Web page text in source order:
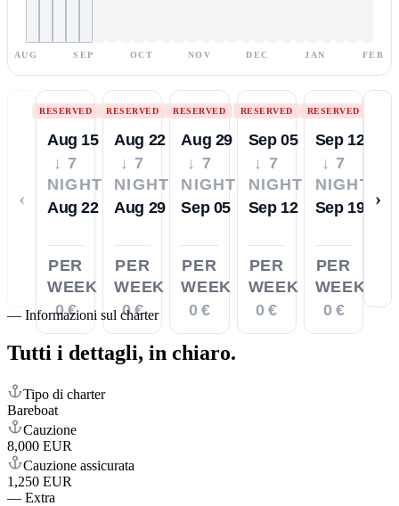
AUG SEP OCT NOV DEC JAN FEB
‹
RESERVED
Aug 15
↓ 7
NIGHTS
Aug 22
PER
WEEK
0 €
RESERVED
Aug 22
↓ 7
NIGHTS
Aug 29
PER
WEEK
0 €
RESERVED
Aug 29
↓ 7
NIGHTS
Sep 05
PER
WEEK
0 €
RESERVED
Sep 05
↓ 7
NIGHTS
Sep 12
PER
WEEK
0 €
RESERVED
Sep 12
↓ 7
NIGHTS
Sep 19
PER
WEEK
0 €
›
— Informazioni sul charter
Tutti i dettagli, in chiaro.
Tipo di charter
Bareboat
Cauzione
8,000 EUR
Cauzione assicurata
1,250 EUR
— Extra